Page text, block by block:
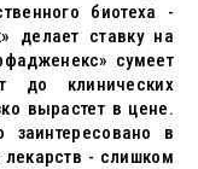
биотеха -
делает ставку на
сумеет
до клинических
вырастет в цене.
заинтересовано в
- слишком